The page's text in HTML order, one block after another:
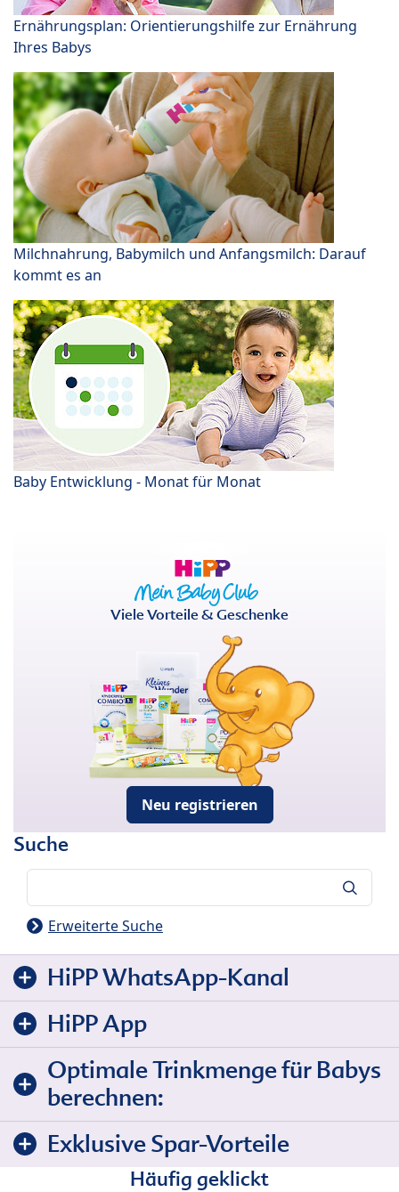
Ernährungsplan: Orientierungshilfe zur Ernährung
Ihres Babys
Milchnahrung, Babymilch und Anfangsmilch: Darauf
kommt es an
Baby Entwicklung - Monat für Monat
Viele Vorteile & Geschenke
Neu registrieren
Suche
Erweiterte Suche
HiPP WhatsApp-Kanal
HiPP App
Optimale Trinkmenge für Babys
berechnen:
Exklusive Spar-Vorteile
Häufig geklickt